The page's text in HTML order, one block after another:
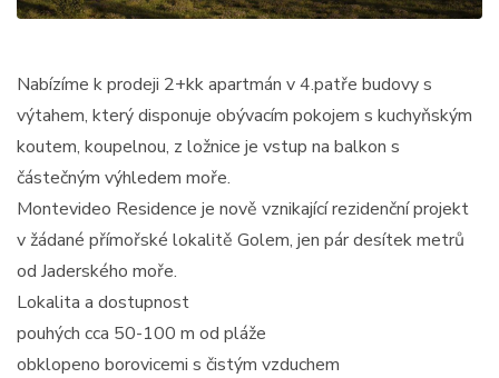
Nabízíme k prodeji 2+kk apartmán v 4.patře budovy s
výtahem, který disponuje obývacím pokojem s kuchyňským
koutem, koupelnou, z ložnice je vstup na balkon s
částečným výhledem moře.
Montevideo Residence je nově vznikající rezidenční projekt
v žádané přímořské lokalitě Golem, jen pár desítek metrů
od Jaderského moře.
Lokalita a dostupnost
pouhých cca 50-100 m od pláže
obklopeno borovicemi s čistým vzduchem